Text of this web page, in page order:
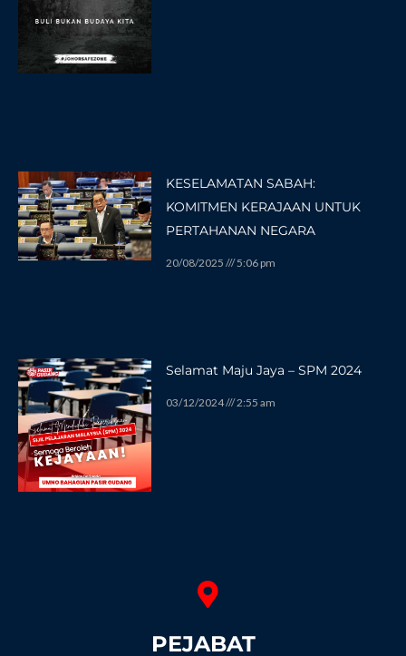
KESELAMATAN SABAH:
KOMITMEN KERAJAAN UNTUK
PERTAHANAN NEGARA
20/08/2025 5:06 pm
Selamat Maju Jaya – SPM 2024
03/12/2024 2:55 am
PEJABAT